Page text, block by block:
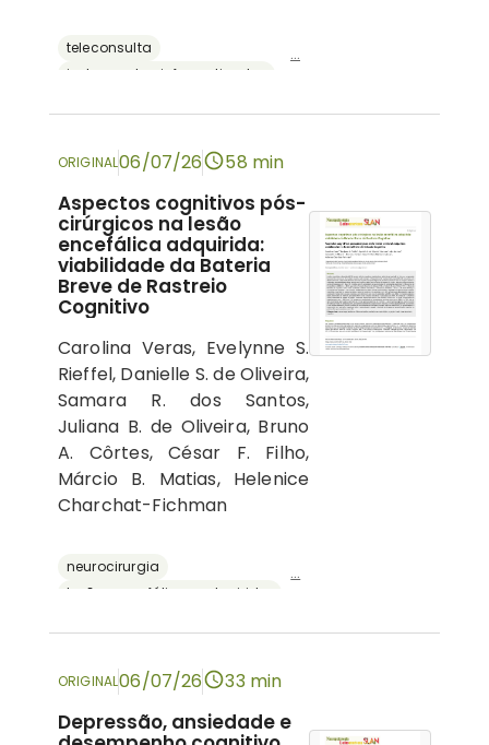
teleconsulta
instrumentos informatizados
avaliação neuropsicológica
...
ORIGINAL06/07/26 58 min
Aspectos cognitivos pós-
cirúrgicos na lesão
encefálica adquirida:
viabilidade da Bateria
Breve de Rastreio
Cognitivo
Carolina Veras, Evelynne S.
Rieffel, Danielle S. de Oliveira,
Samara R. dos Santos,
Juliana B. de Oliveira, Bruno
A. Côrtes, César F. Filho,
Márcio B. Matias, Helenice
Charchat-Fichman
neurocirurgia
bateria breve de rastreio cognitivo
...
ORIGINAL06/07/26 33 min
Depressão, ansiedade e